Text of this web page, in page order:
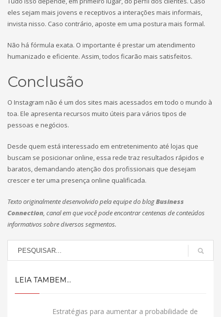
eles sejam mais jovens e receptivos a interações mais informais,
invista nisso. Caso contrário, aposte em uma postura mais formal.
Não há fórmula exata. O importante é prestar um atendimento
humanizado e eficiente. Assim, todos ficarão mais satisfeitos.
Conclusão
O Instagram não é um dos sites mais acessados em todo o mundo à
toa. Ele apresenta recursos muito úteis para vários tipos de
pessoas e negócios.
Desde quem está interessado em entretenimento até lojas que
buscam se posicionar online, essa rede traz resultados rápidos e
baratos, demandando atenção dos profissionais que desejam
crescer e ter uma presença online qualificada.
Texto originalmente desenvolvido pela equipe do blogBusiness
Connection, canal em que você pode encontrar centenas de conteúdos
informativos sobre diversos segmentos.
LEIA TAMBEM...
Estratégias para aumentar a probabilidade de